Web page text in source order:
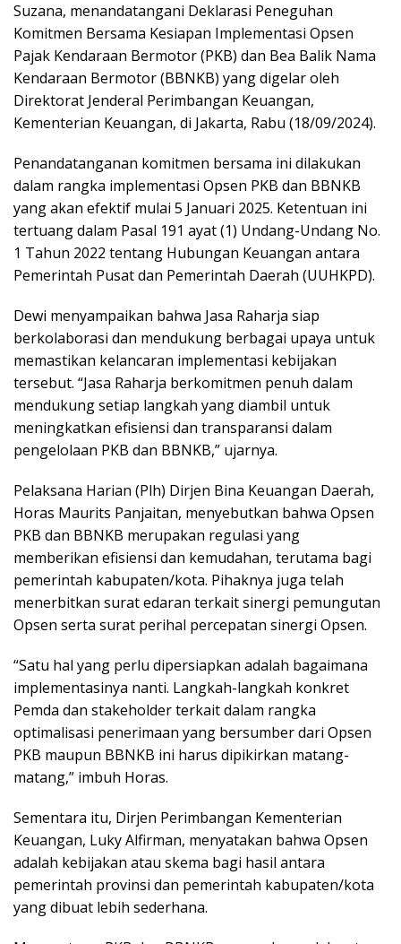
Suzana, menandatangani Deklarasi Peneguhan
Komitmen Bersama Kesiapan Implementasi Opsen
Pajak Kendaraan Bermotor (PKB) dan Bea Balik Nama
Kendaraan Bermotor (BBNKB) yang digelar oleh
Direktorat Jenderal Perimbangan Keuangan,
Kementerian Keuangan, di Jakarta, Rabu (18/09/2024).
Penandatanganan komitmen bersama ini dilakukan
dalam rangka implementasi Opsen PKB dan BBNKB
yang akan efektif mulai 5 Januari 2025. Ketentuan ini
tertuang dalam Pasal 191 ayat (1) Undang-Undang No.
1 Tahun 2022 tentang Hubungan Keuangan antara
Pemerintah Pusat dan Pemerintah Daerah (UUHKPD).
Dewi menyampaikan bahwa Jasa Raharja siap
berkolaborasi dan mendukung berbagai upaya untuk
memastikan kelancaran implementasi kebijakan
tersebut. “Jasa Raharja berkomitmen penuh dalam
mendukung setiap langkah yang diambil untuk
meningkatkan efisiensi dan transparansi dalam
pengelolaan PKB dan BBNKB,” ujarnya.
Pelaksana Harian (Plh) Dirjen Bina Keuangan Daerah,
Horas Maurits Panjaitan, menyebutkan bahwa Opsen
PKB dan BBNKB merupakan regulasi yang
memberikan efisiensi dan kemudahan, terutama bagi
pemerintah kabupaten/kota. Pihaknya juga telah
menerbitkan surat edaran terkait sinergi pemungutan
Opsen serta surat perihal percepatan sinergi Opsen.
“Satu hal yang perlu dipersiapkan adalah bagaimana
implementasinya nanti. Langkah-langkah konkret
Pemda dan stakeholder terkait dalam rangka
optimalisasi penerimaan yang bersumber dari Opsen
PKB maupun BBNKB ini harus dipikirkan matang-
matang,” imbuh Horas.
Sementara itu, Dirjen Perimbangan Kementerian
Keuangan, Luky Alfirman, menyatakan bahwa Opsen
adalah kebijakan atau skema bagi hasil antara
pemerintah provinsi dan pemerintah kabupaten/kota
yang dibuat lebih sederhana.